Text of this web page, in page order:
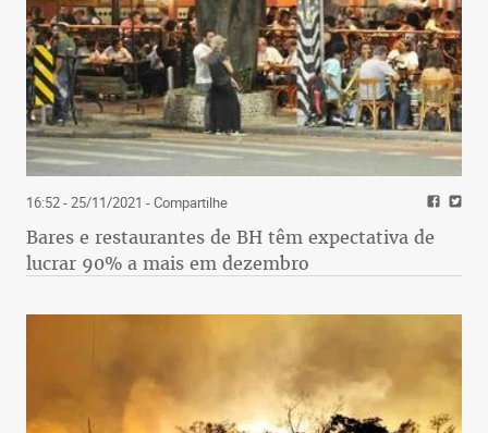
16:52 - 25/11/2021 - Compartilhe
Bares e restaurantes de BH têm expectativa de
lucrar 90% a mais em dezembro